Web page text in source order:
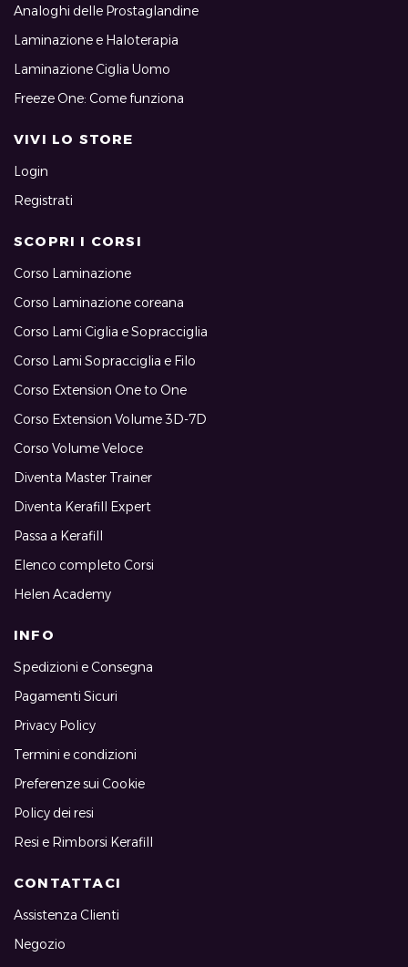
Analoghi delle Prostaglandine
Laminazione e Haloterapia
Laminazione Ciglia Uomo
Freeze One: Come funziona
VIVI LO STORE
Login
Registrati
SCOPRI I CORSI
Corso Laminazione
Corso Laminazione coreana
Corso Lami Ciglia e Sopracciglia
Corso Lami Sopracciglia e Filo
Corso Extension One to One
Corso Extension Volume 3D-7D
Corso Volume Veloce
Diventa Master Trainer
Diventa Kerafill Expert
Passa a Kerafill
Elenco completo Corsi
Helen Academy
INFO
Spedizioni e Consegna
Pagamenti Sicuri
Privacy Policy
Termini e condizioni
Preferenze sui Cookie
Policy dei resi
Resi e Rimborsi Kerafill
CONTATTACI
Assistenza Clienti
Negozio